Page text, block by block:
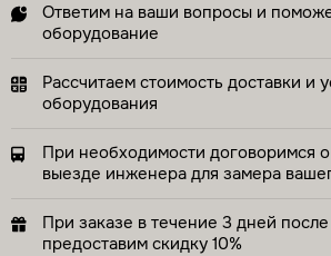
Ответим на ваши вопросы и
оборудование
Рассчитаем стоимость доставки и
оборудования
При необходимости договоримся
выезде инженера для замера
При заказе в течение 3 дней
предоставим скидку 10%